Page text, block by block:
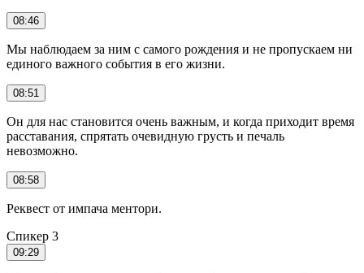
08:46
Мы наблюдаем за ним с самого рождения и не пропускаем ни
единого важного события в его жизни.
08:51
Он для нас становится очень важным, и когда приходит время
расставания, спрятать очевидную грусть и печаль
невозможно.
08:58
Реквест от импача ментори.
Спикер 3
09:29